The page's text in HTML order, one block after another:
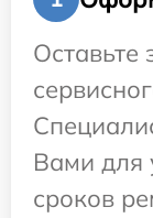
Оставьте
Вами для
сроков